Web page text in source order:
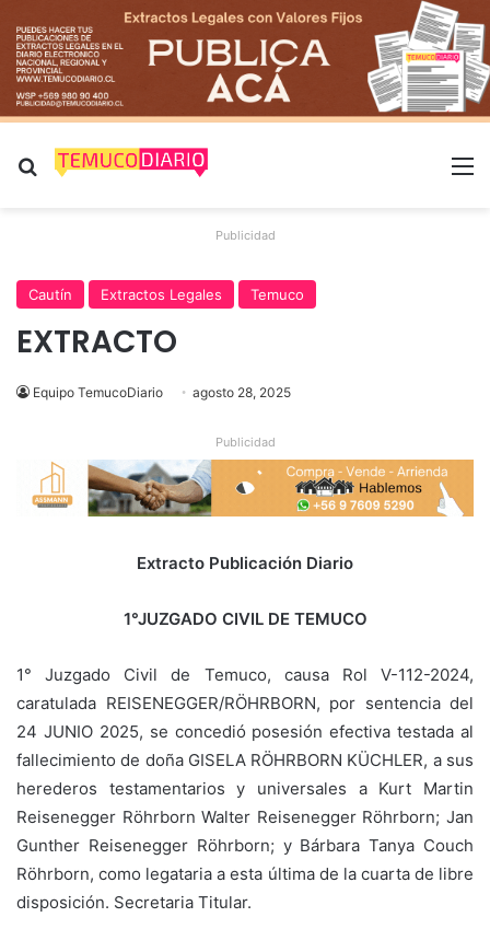
Buscar por
Publicidad
Cautín Extractos Legales Temuco
EXTRACTO
Equipo TemucoDiario agosto 28, 2025
Publicidad
Extracto Publicación Diario
1°JUZGADO CIVIL DE TEMUCO
1° Juzgado Civil de Temuco, causa Rol V-112-2024,
caratulada REISENEGGER/RÖHRBORN, por sentencia del
24 JUNIO 2025, se concedió posesión efectiva testada al
fallecimiento de doña GISELA RÖHRBORN KÜCHLER, a sus
herederos testamentarios y universales a Kurt Martin
Reisenegger Röhrborn Walter Reisenegger Röhrborn; Jan
Gunther Reisenegger Röhrborn; y Bárbara Tanya Couch
Röhrborn, como legataria a esta última de la cuarta de libre
disposición. Secretaria Titular.